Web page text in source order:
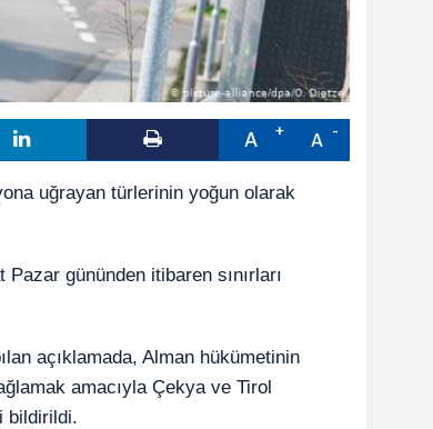
A A
uğrayan türlerinin yoğun olarak
gününden itibaren sınırları
açıklamada, Alman hükümetinin
amacıyla Çekya ve Tirol
bildirildi.